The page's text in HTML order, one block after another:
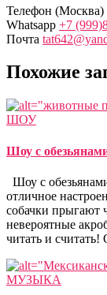
Телефон (Москва)
Whatsapp +7
Почта
Похожие
ШОУ
Шоу с
Шоу с
отличное
собачки прыгают
невероятные
читать и считать!
МУЗЫКА